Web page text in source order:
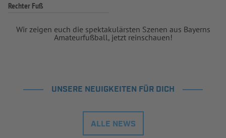
Rechter Fuß
Wir zeigen euch die spektakulärsten Szenen aus Bayerns
Amateurfußball, jetzt reinschauen!
UNSERE NEUIGKEITEN FÜR DICH
ALLE NEWS